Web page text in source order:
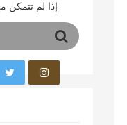
إذا لم تتمكن